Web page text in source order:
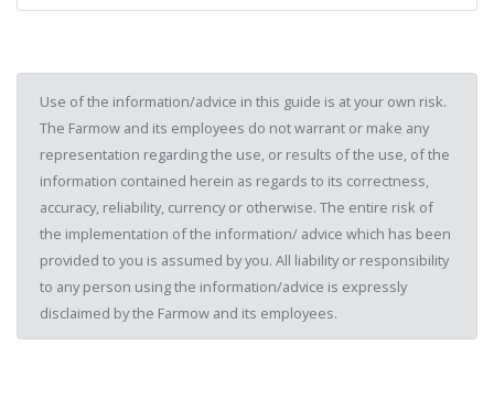
Use of the information/advice in this guide is at your own risk.
The Farmow and its employees do not warrant or make any
representation regarding the use, or results of the use, of the
information contained herein as regards to its correctness,
accuracy, reliability, currency or otherwise. The entire risk of
the implementation of the information/ advice which has been
provided to you is assumed by you. All liability or responsibility
to any person using the information/advice is expressly
disclaimed by the Farmow and its employees.